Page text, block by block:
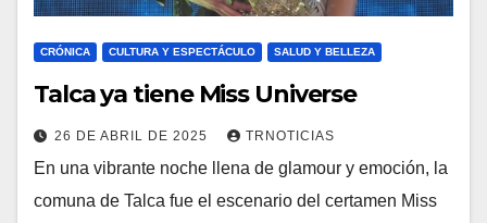
CRÓNICA CULTURA Y ESPECTÁCULO SALUD Y BELLEZA
Talca ya tiene Miss Universe
26 DE ABRIL DE 2025 TRNOTICIAS
En una vibrante noche llena de glamour y emoción, la
comuna de Talca fue el escenario del certamen Miss